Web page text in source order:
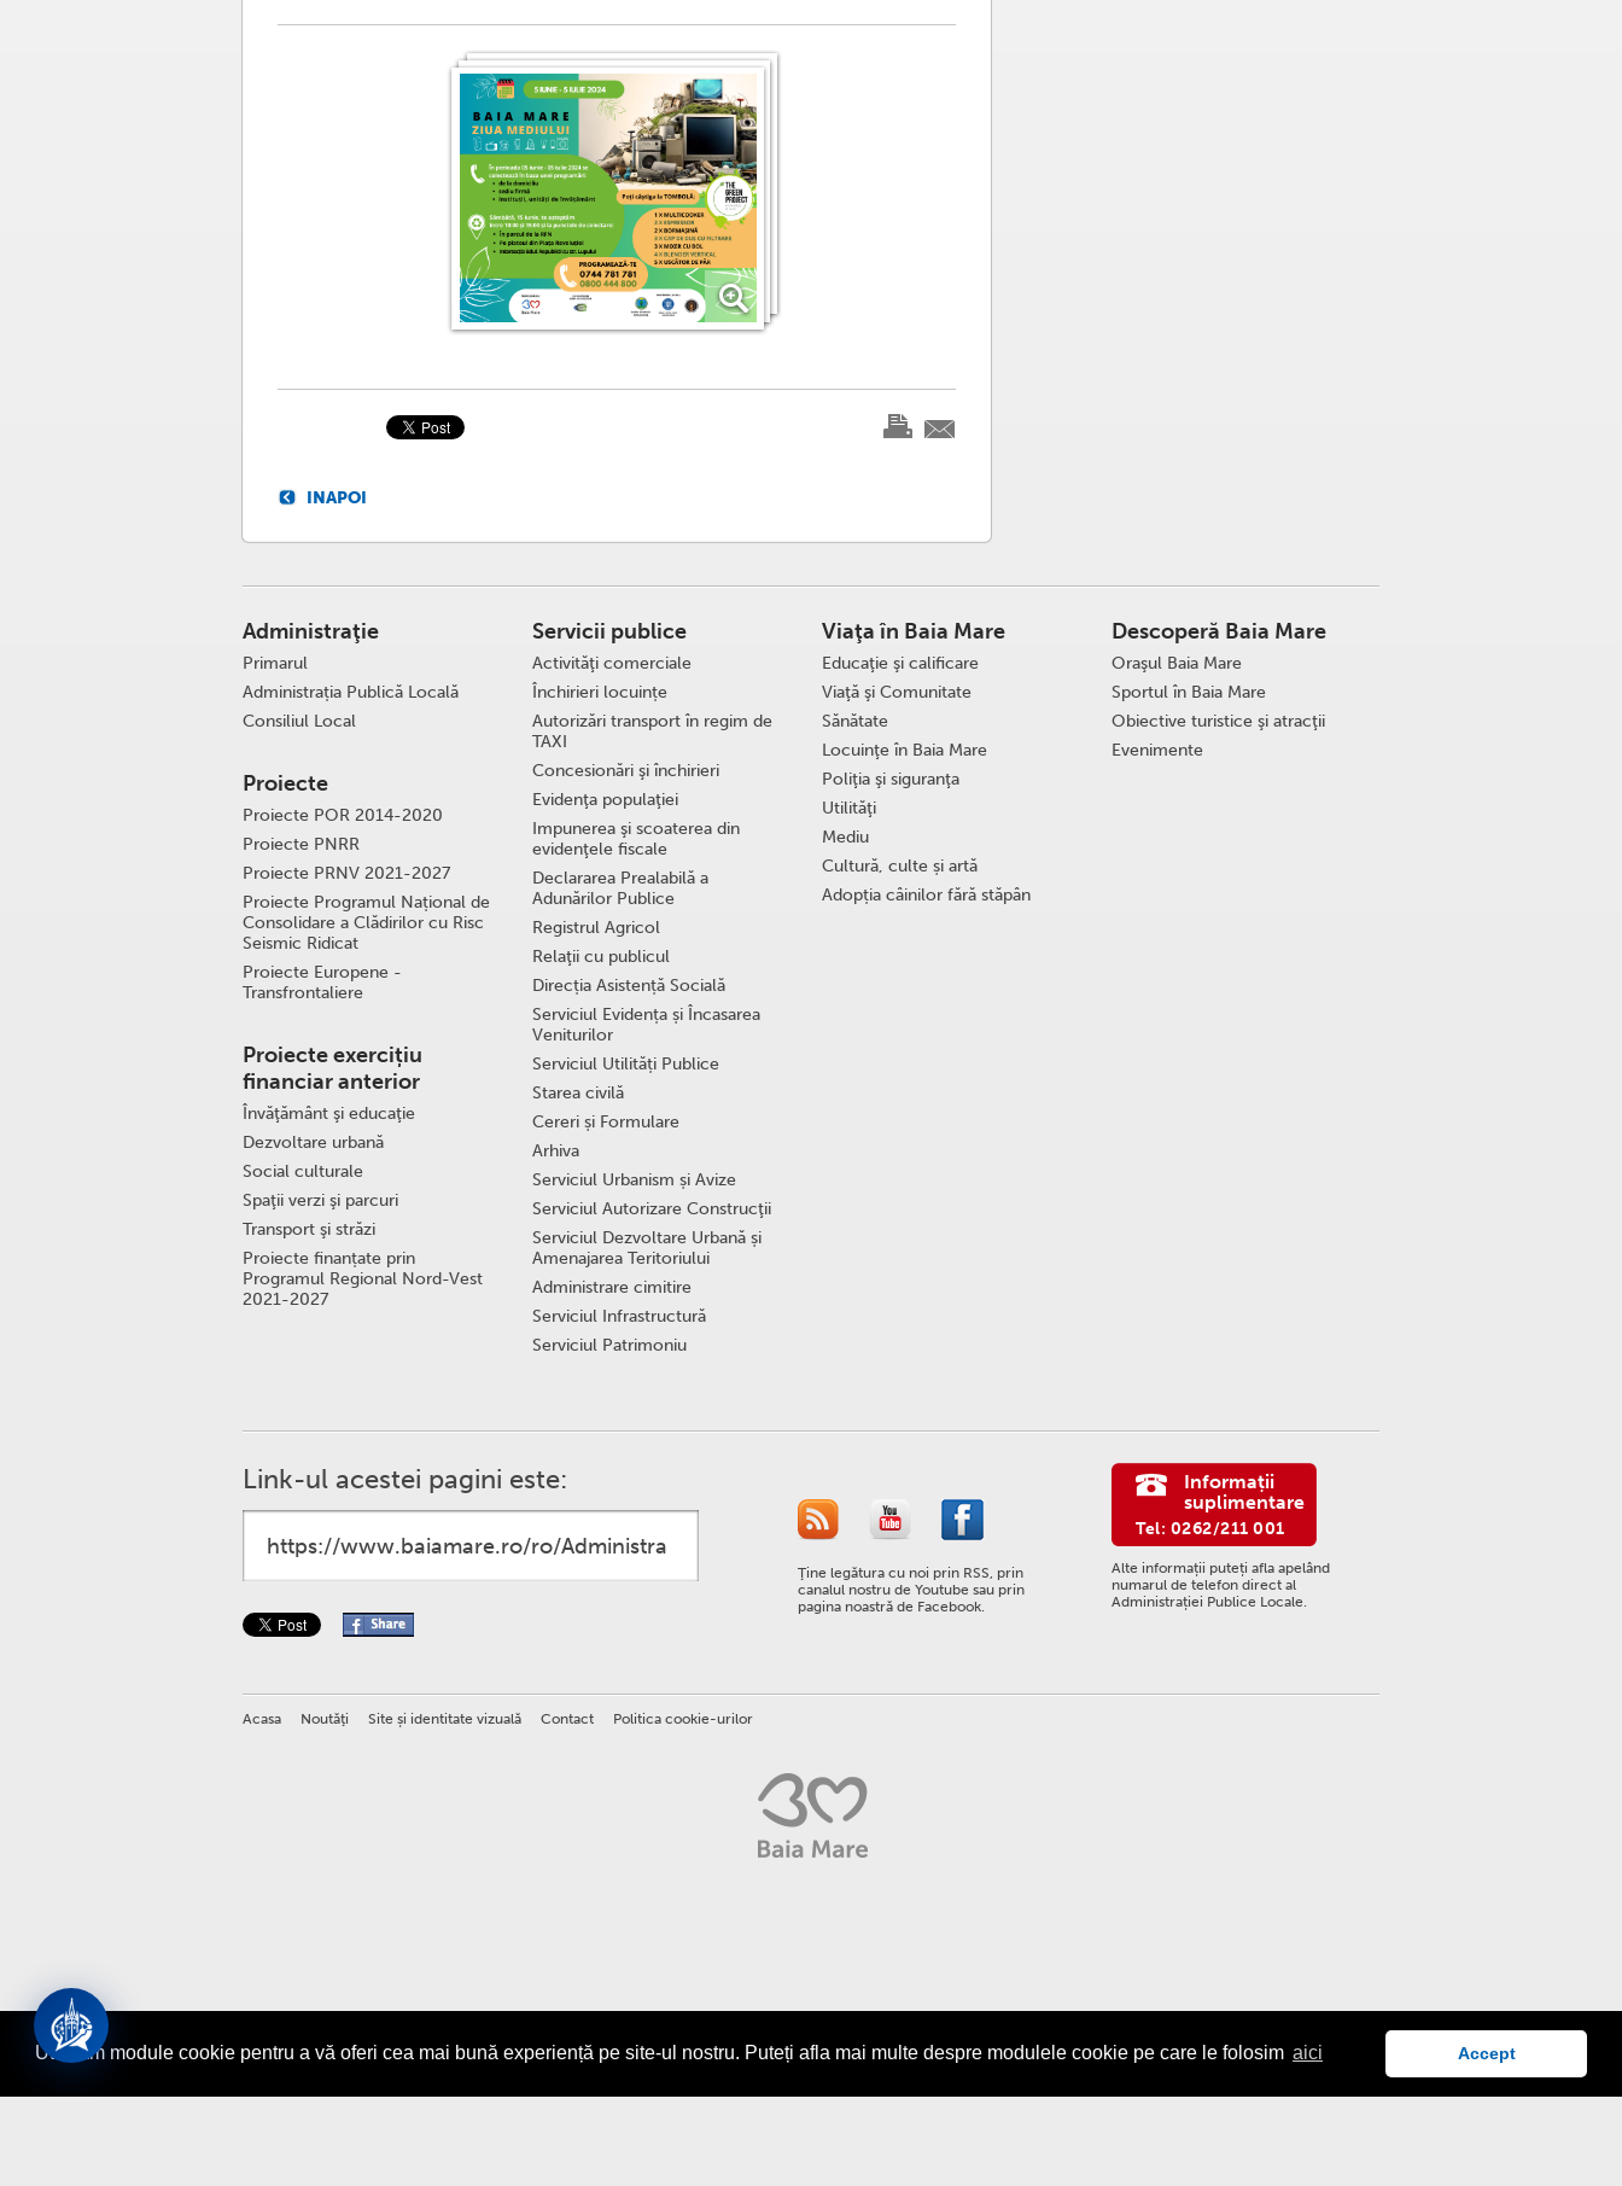
Utilizăm module cookie pentru a vă oferi cea mai bună experiență pe site-ul nostru. Puteți afla mai multe despre modulele cookie pe care le folosim aici Accept
INAPOI
Administraţie
Primarul
Administrația Publică Locală
Consiliul Local
Proiecte
Proiecte POR 2014-2020
Proiecte PNRR
Proiecte PRNV 2021-2027
Proiecte Programul Național de
Consolidare a Clădirilor cu Risc
Seismic Ridicat
Proiecte Europene -
Transfrontaliere
Proiecte exercițiu
financiar anterior
Învăţământ şi educaţie
Dezvoltare urbană
Social culturale
Spaţii verzi şi parcuri
Transport şi străzi
Proiecte finanțate prin
Programul Regional Nord-Vest
2021-2027
Servicii publice
Activităţi comerciale
Închirieri locuințe
Autorizări transport în regim de
TAXI
Concesionări şi închirieri
Evidenţa populaţiei
Impunerea şi scoaterea din
evidenţele fiscale
Declararea Prealabilă a
Adunărilor Publice
Registrul Agricol
Relaţii cu publicul
Direcția Asistență Socială
Serviciul Evidența și Încasarea
Veniturilor
Serviciul Utilități Publice
Starea civilă
Cereri și Formulare
Arhiva
Serviciul Urbanism și Avize
Serviciul Autorizare Construcţii
Serviciul Dezvoltare Urbană și
Amenajarea Teritoriului
Administrare cimitire
Serviciul Infrastructură
Serviciul Patrimoniu
Viaţa în Baia Mare
Educaţie şi calificare
Viaţă şi Comunitate
Sănătate
Locuinţe în Baia Mare
Poliţia şi siguranţa
Utilităţi
Mediu
Cultură, culte și artă
Adopția câinilor fără stăpân
Descoperă Baia Mare
Oraşul Baia Mare
Sportul în Baia Mare
Obiective turistice şi atracţii
Evenimente
Link-ul acestei pagini este:
Ţine legătura cu noi prin RSS, prin
canalul nostru de Youtube sau prin
pagina noastră de Facebook.
Informații
suplimentare
Tel: 0262/211 001
Alte informații puteți afla apelând
numarul de telefon direct al
Administrației Publice Locale.
Acasa Noutăţi Site și identitate vizuală Contact Politica cookie-urilor